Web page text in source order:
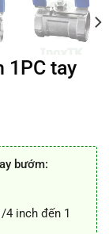
1PC tay
bướm:
4 inch đến 1